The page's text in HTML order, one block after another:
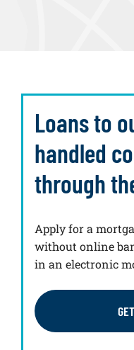
Loans to
handled
through
Apply for a
without online
in an electronic